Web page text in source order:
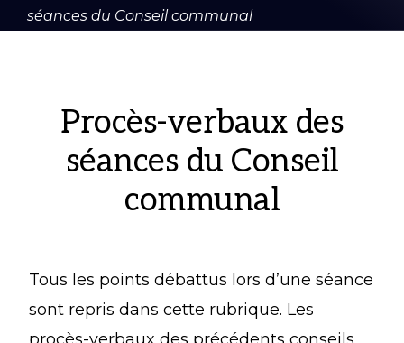
séances du Conseil communal
Procès-verbaux des
séances du Conseil
communal
Tous les points débattus lors d’une séance
sont repris dans cette rubrique. Les